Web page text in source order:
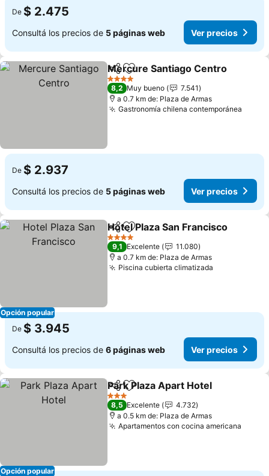
De $ 2.475
Consultá los precios de 5 páginas web Ver precios
CompartirAñadir a favoritos
Mercure Santiago Centro
4 Estrellas
8,2 Muy bueno
7.541
a 0.7 km de: Plaza de Armas
Gastronomía chilena contemporánea
De $ 2.937
Consultá los precios de 5 páginas web Ver precios
Opción popular
CompartirAñadir a favoritos
Hotel Plaza San Francisco
4 Estrellas
9,1 Excelente
11.080
a 0.7 km de: Plaza de Armas
Piscina cubierta climatizada
De $ 3.945
Consultá los precios de 6 páginas web Ver precios
Opción popular
CompartirAñadir a favoritos
Park Plaza Apart Hotel
3 Estrellas
8,5 Excelente
4.732
a 0.5 km de: Plaza de Armas
Apartamentos con cocina americana